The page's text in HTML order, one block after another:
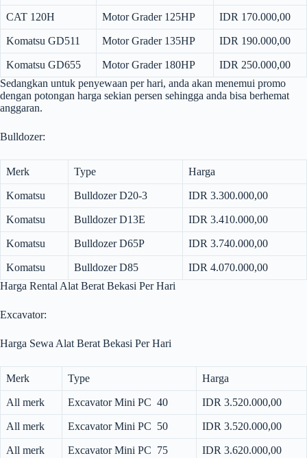
CAT 120H Motor Grader 125HP IDR 170.000,00
Komatsu GD511 Motor Grader 135HP IDR 190.000,00
Komatsu GD655 Motor Grader 180HP
IDR 250.000,00
Sedangkan untuk penyewaan per hari, anda akan menemui promo
dengan potongan harga sekian persen sehingga anda bisa berhemat
anggaran.
Bulldozer:
Merk Type Harga
Komatsu Bulldozer D20-3 IDR 3.300.000,00
Komatsu Bulldozer D13E IDR 3.410.000,00
Komatsu Bulldozer D65P IDR 3.740.000,00
Komatsu Bulldozer D85
IDR 4.070.000,00
Harga Rental Alat Berat Bekasi Per Hari
Excavator:
Harga Sewa Alat Berat Bekasi Per Hari
Merk Type Harga
All merk Excavator Mini PC 40 IDR 3.520.000,00
All merk Excavator Mini PC 50 IDR 3.520.000,00
All merk Excavator Mini PC 75 IDR 3.620.000,00